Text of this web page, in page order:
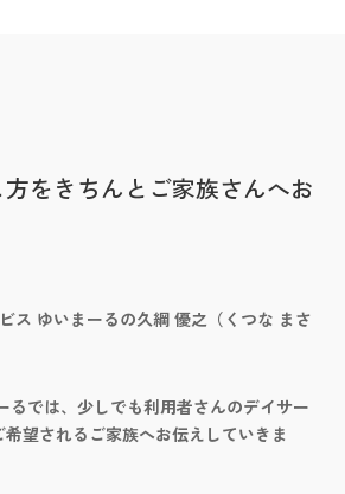
をきちんとご家族さんへお
ス ゆいまーるの久綱 優之（くつな まさ
るでは、少しでも利用者さんのデイサー
望されるご家族へお伝えしていきま